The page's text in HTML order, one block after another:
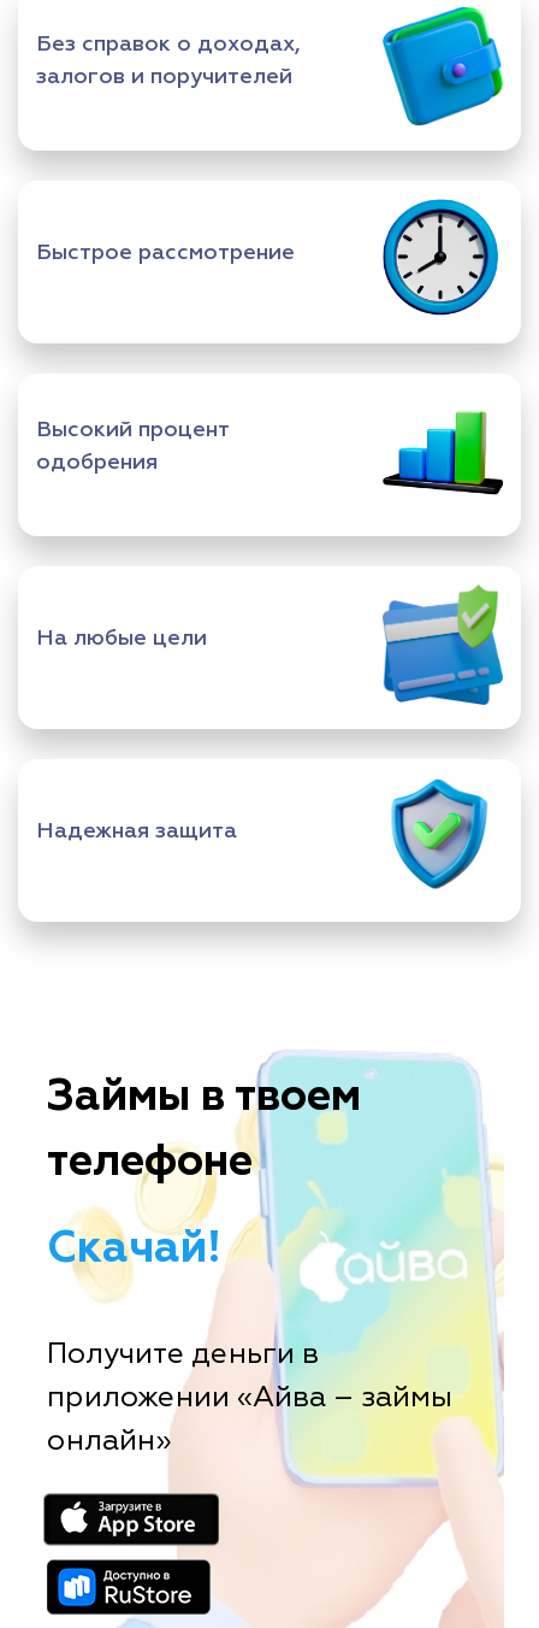
Без справок о доходах,
залогов и поручителей
Быстрое рассмотрение
Высокий процент
одобрения
На любые цели
Надежная защита
Займы в твоем
телефоне
Скачай!
Получите деньги в
приложении «Айва – займы
онлайн»